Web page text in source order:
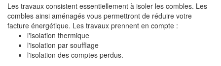
Les travaux consistent essentiellement à isoler les combles. Les
combles ainsi aménagés vous permettront de réduire votre
facture énergétique. Les travaux prennent en compte :
l'isolation thermique
l'isolation par soufflage
l'isolation des comptes perdus.